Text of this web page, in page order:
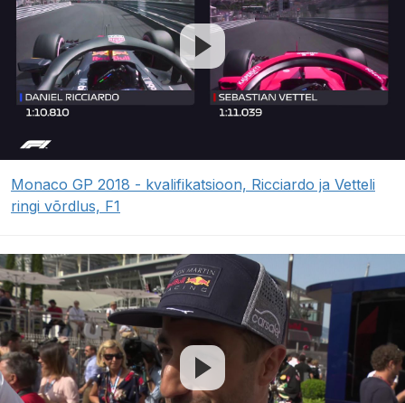
Monaco GP 2018 - kvalifikatsioon, Ricciardo ja Vetteli
ringi võrdlus, F1